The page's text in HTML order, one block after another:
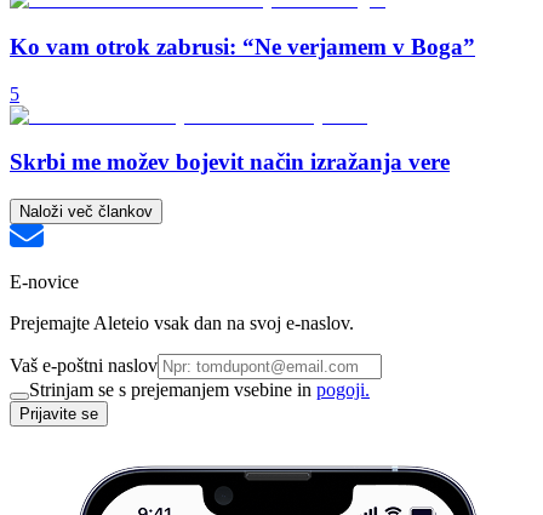
Ko vam otrok zabrusi: “Ne verjamem v Boga”
5
Skrbi me možev bojevit način izražanja vere
Naloži več člankov
E-novice
Prejemajte Aleteio vsak dan na svoj e-naslov.
Vaš e-poštni naslov
Strinjam se s prejemanjem vsebine in pogoji.
Prijavite se